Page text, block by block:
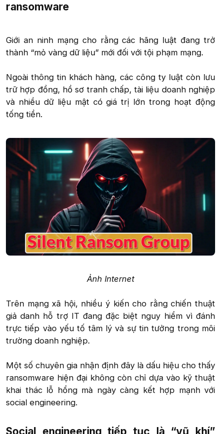
ransomware​
Giới an ninh mạng cho rằng các hãng luật đang trở
thành “mỏ vàng dữ liệu” mới đối với tội phạm mạng.
Ngoài thông tin khách hàng, các công ty luật còn lưu
trữ hợp đồng, hồ sơ tranh chấp, tài liệu doanh nghiệp
và nhiều dữ liệu mật có giá trị lớn trong hoạt động
tống tiền.
Ảnh Internet
Trên mạng xã hội, nhiều ý kiến cho rằng chiến thuật
giả danh hỗ trợ IT đang đặc biệt nguy hiểm vì đánh
trực tiếp vào yếu tố tâm lý và sự tin tưởng trong môi
trường doanh nghiệp.
Một số chuyên gia nhận định đây là dấu hiệu cho thấy
ransomware hiện đại không còn chỉ dựa vào kỹ thuật
khai thác lỗ hổng mà ngày càng kết hợp mạnh với
social engineering.​
Social engineering tiếp tục là “vũ khí”